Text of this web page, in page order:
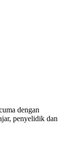
dengan
penyelidik dan